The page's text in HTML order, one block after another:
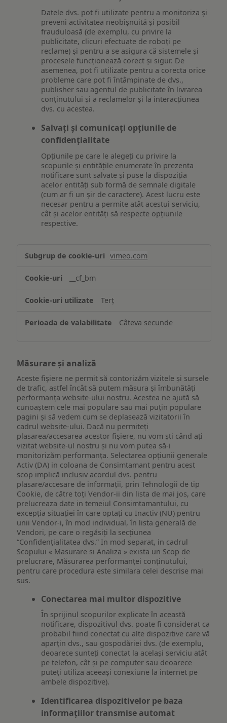
Datele dvs. pot fi utilizate pentru a monitoriza și
preveni activitatea neobișnuită și posibil
frauduloasă (de exemplu, cu privire la
publicitate, clicuri efectuate de roboți pe
reclame) și pentru a se asigura că sistemele și
procesele funcționează corect și sigur. De
asemenea, pot fi utilizate pentru a corecta orice
probleme care pot fi întâmpinate de dvs.,
publisher sau agentul de publicitate în livrarea
conținutului și a reclamelor și la interacțiunea
dvs. cu acestea.
Salvați și comunicați opțiunile de
confidențialitate
Opțiunile pe care le alegeți cu privire la
scopurile și entitățile enumerate în prezenta
notificare sunt salvate și puse la dispoziția
acelor entități sub formă de semnale digitale
(cum ar fi un șir de caractere). Acest lucru este
necesar pentru a permite atât acestui serviciu,
cât și acelor entități să respecte opțiunile
respective.
funcționalităților
ului
vimeo.com
__cf_bm
Terț
Câteva secunde
Măsurare și analiză
Aceste fișiere ne permit să contorizăm vizitele și sursele
de trafic, astfel încât să putem măsura și îmbunătăți
performanța website-ului nostru. Acestea ne ajută să
cunoaștem cele mai populare sau mai puțin populare
pagini și să vedem cum se deplasează vizitatorii în
cadrul website-ului. Dacă nu permiteți
plasarea/accesarea acestor fișiere, nu vom ști când ați
vizitat website-ul nostru și nu vom putea să-i
monitorizăm performanța. Selectarea opțiunii generale
Activ (DA) in coloana de Consimtamant pentru acest
scop implică inclusiv acordul dvs. pentru
plasare/accesare de informații, prin Tehnologii de tip
Cookie, de către toți Vendor-ii din lista de mai jos, care
prelucreaza date in temeiul Consimtamantului, cu
excepția situației în care optați cu Inactiv (NU) pentru
unii Vendor-i, în mod individual, în lista generală de
Vendori, pe care o regăsiți la secțiunea
“Confidențialitatea dvs.” In mod separat, in cadrul
Scopului « Masurare si Analiza » exista un Scop de
prelucrare, Măsurarea performanței conținutului,
pentru care procedura este similara celei descrise mai
sus.
Conectarea mai multor dispozitive
În sprijinul scopurilor explicate în această
notificare, dispozitivul dvs. poate fi considerat ca
probabil fiind conectat cu alte dispozitive care vă
aparțin dvs., sau gospodăriei dvs. (de exemplu,
deoarece sunteți conectat la același serviciu atât
pe telefon, cât și pe computer sau deoarece
puteți utiliza aceeași conexiune la internet pe
ambele dispozitive).
Identificarea dispozitivelor pe baza
informațiilor transmise automat